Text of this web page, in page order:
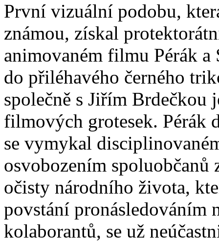
První vizuální podobu,
známou, získal
animovaném filmu Pérák
do přiléhavého černého
společně s Jiřím
filmových grotesek. Pérák
se vymykal
osvobozením
očisty národního života,
povstání pronásledováním
kolaborantů, se už